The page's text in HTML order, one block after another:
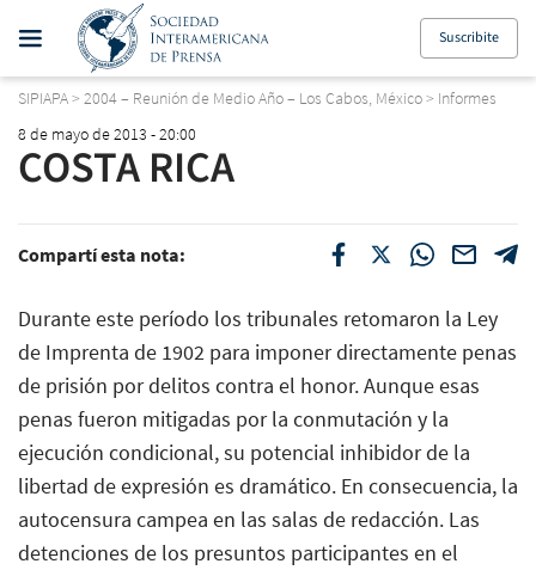
Suscribite
SIPIAPA> 2004 – Reunión de Medio Año – Los Cabos, México> Informes
8 de mayo de 2013 - 20:00
COSTA RICA
Compartí esta nota:
Durante este período los tribunales retomaron la Ley
de Imprenta de 1902 para imponer directamente penas
de prisión por delitos contra el honor. Aunque esas
penas fueron mitigadas por la conmutación y la
ejecución condicional, su potencial inhibidor de la
libertad de expresión es dramático. En consecuencia, la
autocensura campea en las salas de redacción. Las
detenciones de los presuntos participantes en el